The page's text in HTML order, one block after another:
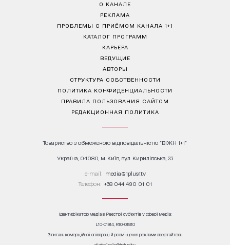
О КАНАЛЕ
РЕКЛАМА
ПРОБЛЕМЫ С ПРИЁМОМ КАНАЛА 1+1
КАТАЛОГ ПРОГРАММ
КАРЬЕРА
ВЕДУЩИЕ
АВТОРЫ
СТРУКТУРА СОБСТВЕННОСТИ
ПОЛИТИКА КОНФИДЕНЦИАЛЬНОСТИ
ПРАВИЛА ПОЛЬЗОВАНИЯ САЙТОМ
РЕДАКЦИОННАЯ ПОЛИТИКА
Товариство з обмеженою відповідальністю "ВІЖН 1+1"
Україна, 04080, м. Київ, вул. Кирилівська, 23
е-mail: media@1plus1.tv
Телефон: +38 044 490 01 01
Ідентифікатор медіа в Реєстрі суб’єктів у сфері медіа:
L10-01914, R10-01810
З питань комерційної співпраці й розміщення реклами звертайтесь